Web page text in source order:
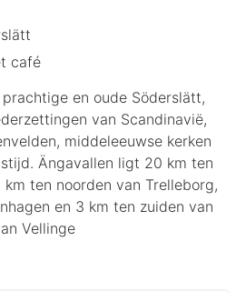
café
en oude Söderslätt,
van Scandinavië,
middeleeuwse kerken
Ängavallen ligt 20 km ten
km ten noorden van Trelleborg,
en 3 km ten zuiden van
Vellinge